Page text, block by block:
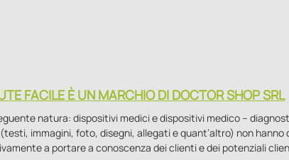
FACILE È UN MARCHIO DI DOCTOR SHOP SRL
natura: dispositivi medici e dispositivi medico –
immagini, foto, disegni, allegati e quant’altro) non
a portare a conoscenza dei clienti e dei potenziali